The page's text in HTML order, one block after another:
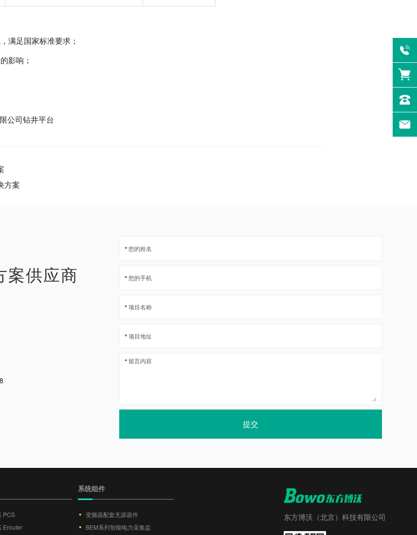
满足国家标准要求；
影响；
公司钻井平台
方案
案供应商
提交
PCS
Erouter
系统组件
变频器配套无源器件
BEM系列智能电力采集监
东方博沃（北京）科技有限公司